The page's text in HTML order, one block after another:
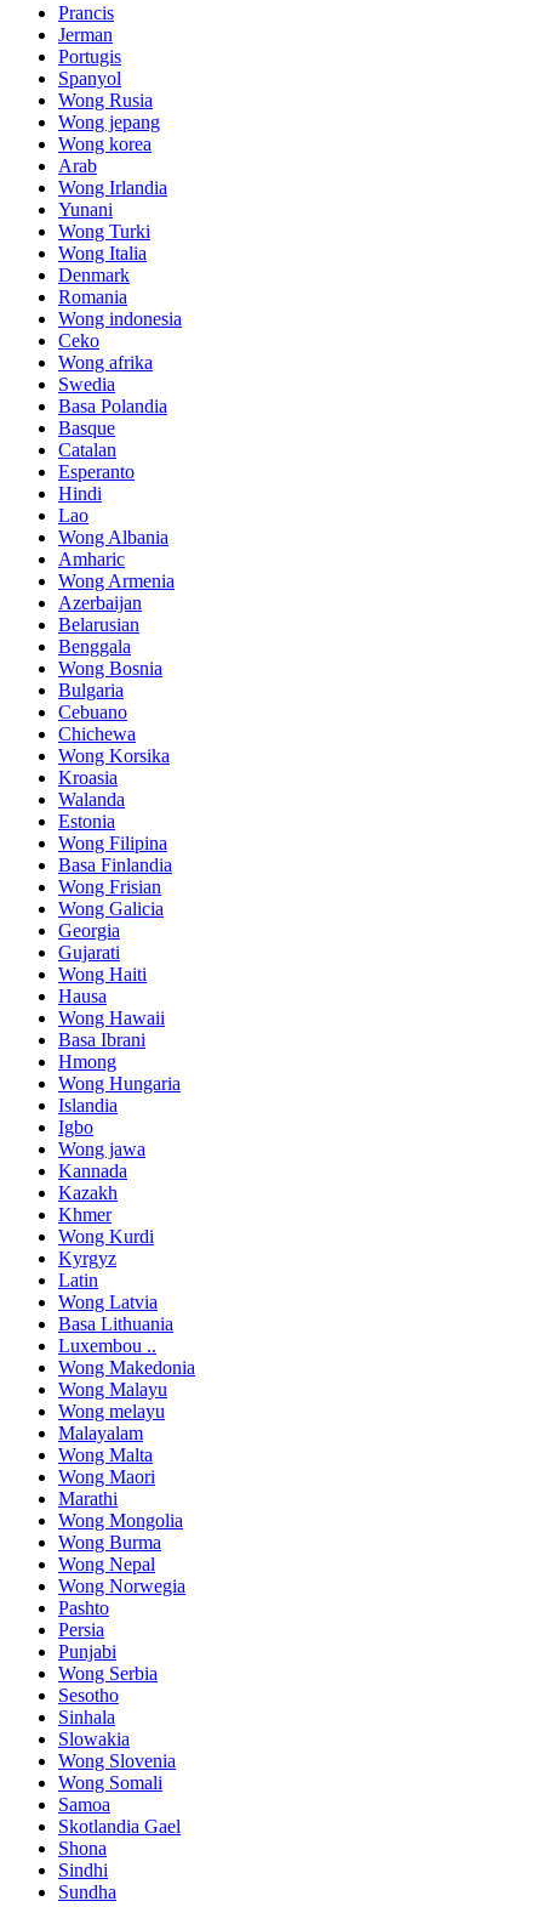
Prancis
Jerman
Portugis
Spanyol
Wong Rusia
Wong jepang
Wong korea
Arab
Wong Irlandia
Yunani
Wong Turki
Wong Italia
Denmark
Romania
Wong indonesia
Ceko
Wong afrika
Swedia
Basa Polandia
Basque
Catalan
Esperanto
Hindi
Lao
Wong Albania
Amharic
Wong Armenia
Azerbaijan
Belarusian
Benggala
Wong Bosnia
Bulgaria
Cebuano
Chichewa
Wong Korsika
Kroasia
Walanda
Estonia
Wong Filipina
Basa Finlandia
Wong Frisian
Wong Galicia
Georgia
Gujarati
Wong Haiti
Hausa
Wong Hawaii
Basa Ibrani
Hmong
Wong Hungaria
Islandia
Igbo
Wong jawa
Kannada
Kazakh
Khmer
Wong Kurdi
Kyrgyz
Latin
Wong Latvia
Basa Lithuania
Luxembou ..
Wong Makedonia
Wong Malayu
Wong melayu
Malayalam
Wong Malta
Wong Maori
Marathi
Wong Mongolia
Wong Burma
Wong Nepal
Wong Norwegia
Pashto
Persia
Punjabi
Wong Serbia
Sesotho
Sinhala
Slowakia
Wong Slovenia
Wong Somali
Samoa
Skotlandia Gael
Shona
Sindhi
Sundha